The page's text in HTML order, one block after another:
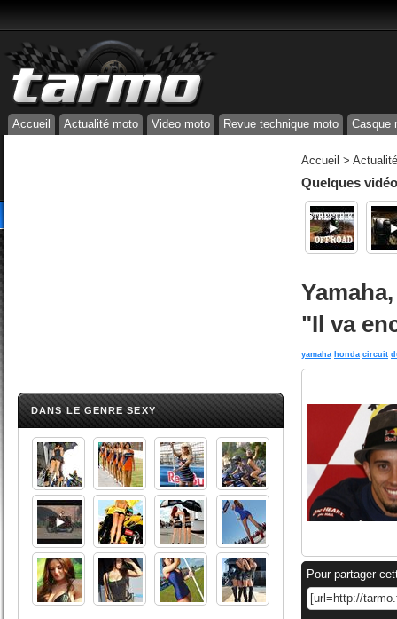
Accueil Actualité moto Video moto Revue technique moto Casque
DANS LE GENRE SEXY
Accueil >
Quelques
"Il va
yamaha honda circuit
Pour partager